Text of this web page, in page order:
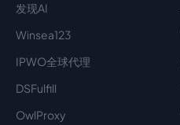
发现AI
Winsea123
IPWO全球代理
DSFulfill
OwlProxy